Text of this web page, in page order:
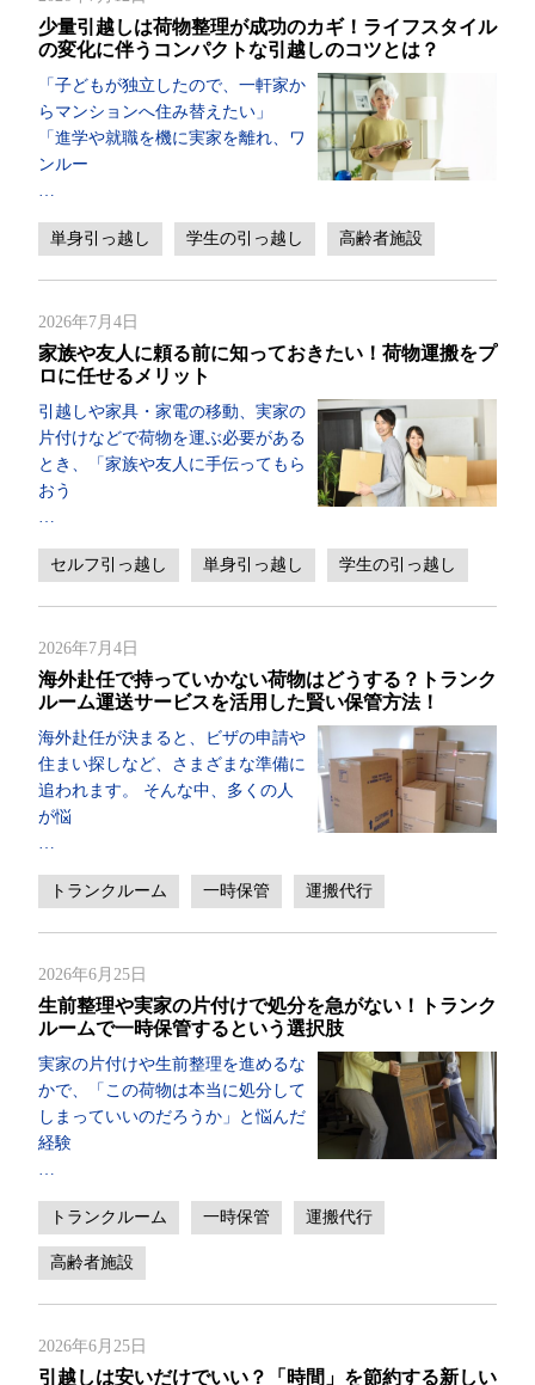
少量引越しは荷物整理が成功のカギ！ライフスタイル
の変化に伴うコンパクトな引越しのコツとは？
「子どもが独立したので、一軒家か
らマンションへ住み替えたい」
「進学や就職を機に実家を離れ、ワ
ンルー
…
単身引っ越し 学生の引っ越し 高齢者施設
2026年7月4日
家族や友人に頼る前に知っておきたい！荷物運搬をプ
ロに任せるメリット
引越しや家具・家電の移動、実家の
片付けなどで荷物を運ぶ必要がある
とき、「家族や友人に手伝ってもら
おう
…
セルフ引っ越し 単身引っ越し 学生の引っ越し
2026年7月4日
海外赴任で持っていかない荷物はどうする？トランク
ルーム運送サービスを活用した賢い保管方法！
海外赴任が決まると、ビザの申請や
住まい探しなど、さまざまな準備に
追われます。 そんな中、多くの人
が悩
…
トランクルーム 一時保管 運搬代行
2026年6月25日
生前整理や実家の片付けで処分を急がない！トランク
ルームで一時保管するという選択肢
実家の片付けや生前整理を進めるな
かで、「この荷物は本当に処分して
しまっていいのだろうか」と悩んだ
経験
…
トランクルーム 一時保管 運搬代行
高齢者施設
2026年6月25日
引越しは安いだけでいい？「時間」を節約する新しい